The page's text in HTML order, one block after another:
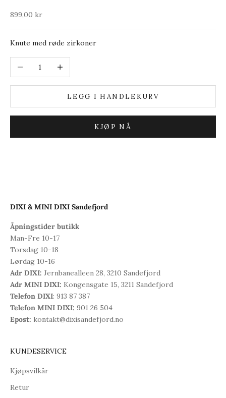
Salgspris
899,00 kr
Knute med røde zirkoner
Reduser antallØk antall
LEGG I HANDLEKURV
KJØP NÅ
DIXI & MINI DIXI Sandefjord
Åpningstider butikk
Man-Fre 10-17
Torsdag 10-18
Lørdag 10-16
Adr DIXI: Jernbanealleen 28, 3210 Sandefjord
Adr MINI DIXI: Kongensgate 15, 3211 Sandefjord
Telefon DIXI: 913 87 387
Telefon MINI DIXI: 901 26 504
Epost: kontakt@dixisandefjord.no
KUNDESERVICE
Kjøpsvilkår
Retur